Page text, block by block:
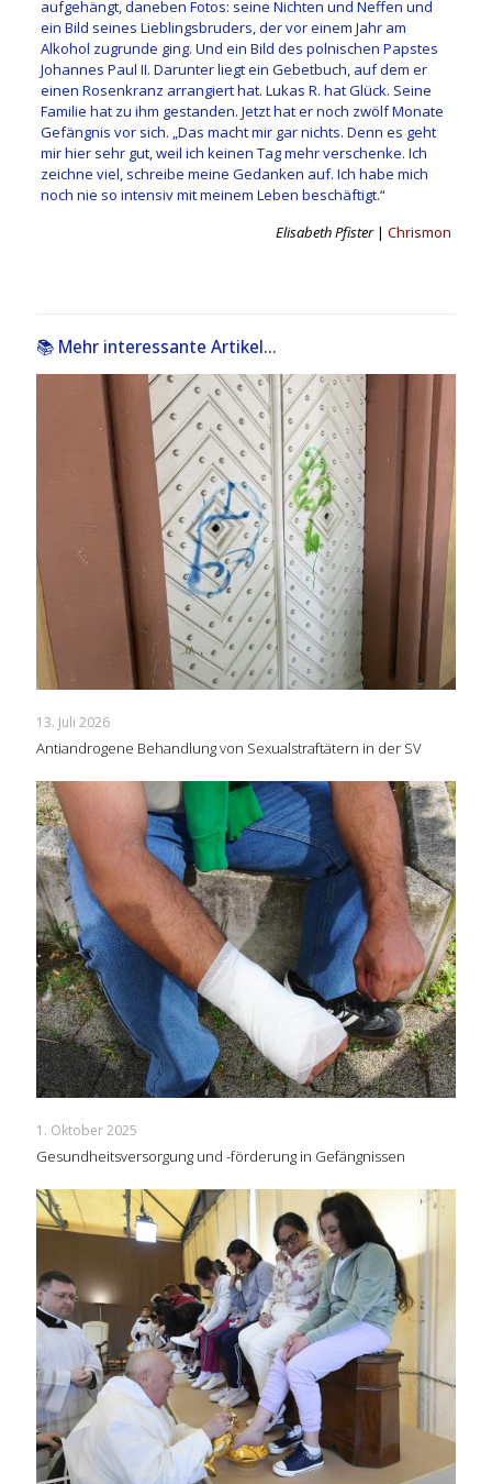
aufgehängt, ­daneben Fotos: seine Nichten und Neffen und
ein Bild seines Lieblingsbruders, der vor einem Jahr am
Alkohol zugrunde ging. Und ein Bild des polnischen Papstes
Johannes Paul II. Darunter liegt ein Gebetbuch, auf dem er
einen Rosenkranz arrangiert hat. Lukas R. hat Glück. Seine
Familie hat zu ihm gestanden. Jetzt hat er noch zwölf Monate
Gefängnis vor sich. „Das macht mir gar nichts. Denn es geht
mir hier sehr gut, weil ich keinen Tag mehr verschenke. Ich
zeichne viel, schreibe meine Gedanken auf. Ich habe mich
noch nie so intensiv mit meinem Leben beschäftigt.“
Elisabeth Pfister|Chrismon
📚 Mehr interessante Artikel...
13. Juli 2026
Antiandrogene Behandlung von Sexualstraftätern in der SV
1. Oktober 2025
Gesundheitsversorgung und -förderung in Gefängnissen